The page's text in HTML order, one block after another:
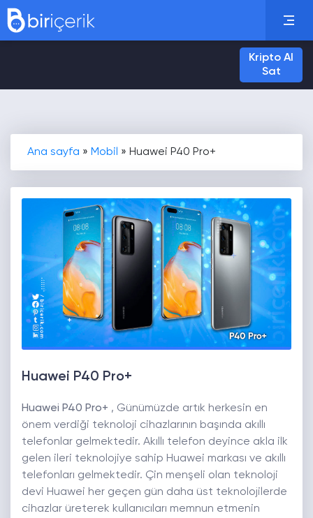
Kripto Al
Sat
Ana sayfa » Mobil » Huawei P40 Pro+
Huawei P40 Pro+
Huawei P40 Pro+ , Günümüzde artık herkesin en
önem verdiği teknoloji cihazlarının başında akıllı
telefonlar gelmektedir. Akıllı telefon deyince akla ilk
gelen ileri teknolojiye sahip Huawei markası ve akıllı
telefonları gelmektedir. Çin menşeli olan teknoloji
devi Huawei her geçen gün daha üst teknolojilerde
cihazlar üreterek kullanıcıları memnun etmenin